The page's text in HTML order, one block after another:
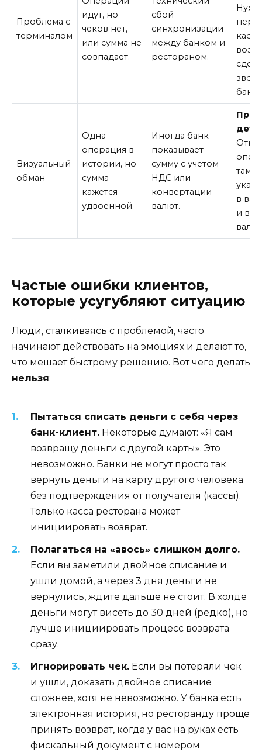
Проблема с
терминалом
идут, но
чеков нет,
или сумма не
совпадает.
сбой
синхронизации
между банком и
рестораном.
банк.
Визуальный
обман
Одна
операция в
истории, но
сумма
кажется
удвоенной.
Иногда банк
показывает
сумму с учетом
НДС или
конвертации
валют.
там
в
и в
Частые ошибки клиентов,
которые усугубляют ситуацию
Люди, сталкиваясь с проблемой, часто
начинают действовать на эмоциях и делают то,
что мешает быстрому решению. Вот чего делать
нельзя:
Пытаться списать деньги с себя через
банк-клиент. Некоторые думают: «Я сам
возвращу деньги с другой карты». Это
невозможно. Банки не могут просто так
вернуть деньги на карту другого человека
без подтверждения от получателя (кассы).
Только касса ресторана может
инициировать возврат.
Полагаться на «авось» слишком долго.
Если вы заметили двойное списание и
ушли домой, а через 3 дня деньги не
вернулись, ждите дальше не стоит. В холде
деньги могут висеть до 30 дней (редко), но
лучше инициировать процесс возврата
сразу.
Игнорировать чек. Если вы потеряли чек
и ушли, доказать двойное списание
сложнее, хотя не невозможно. У банка есть
электронная история, но ресторанду проще
принять возврат, когда у вас на руках есть
фискальный документ с номером